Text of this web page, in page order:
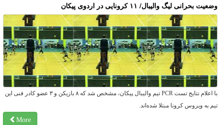
بحرانی لیگ والیبال/ ۱۱ کرونایی در اردوی پیکان
با اعلام نتایج تست PCR تیم والیبال پیکان، مشخص شد که ۸ بازیکن و ۳ عضو کادر فنی این
به ویروس کرونا مبتلا شده‌اند.
More